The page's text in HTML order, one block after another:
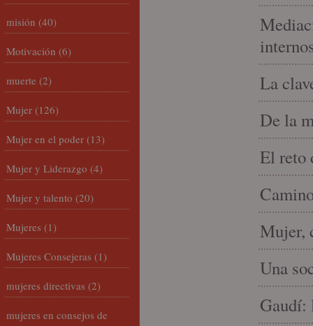
La
De la
El reto
Mujer,
Una
Gaudí:
misión (40)
Motivación (6)
muerte (2)
Mujer (126)
Mujer en el poder (13)
Mujer y Liderazgo (4)
Mujer y talento (20)
Mujeres (1)
Mujeres Consejeras (1)
mujeres directivas (2)
mujeres en consejos de